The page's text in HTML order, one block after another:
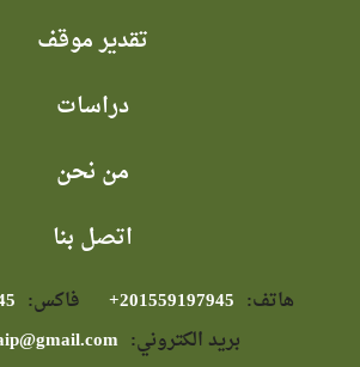
تقدير موقف
دراسات
من نحن
اتصل بنا
هاتف: فاكس:
بريد الكتروني: info.afaip@gmail.com